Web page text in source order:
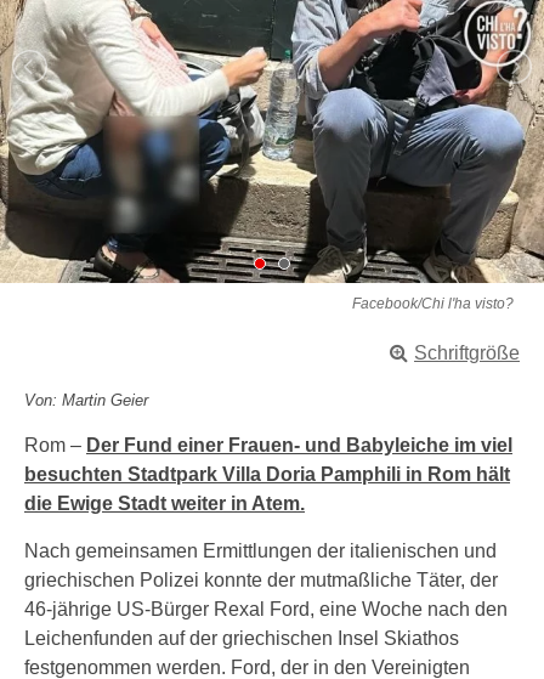
Facebook/Chi l'ha visto?
Schriftgröße
Von: Martin Geier
Rom – Der Fund einer Frauen- und Babyleiche im viel
besuchten Stadtpark Villa Doria Pamphili in Rom hält
die Ewige Stadt weiter in Atem.
Nach gemeinsamen Ermittlungen der italienischen und
griechischen Polizei konnte der mutmaßliche Täter, der
46-jährige US-Bürger Rexal Ford, eine Woche nach den
Leichenfunden auf der griechischen Insel Skiathos
festgenommen werden. Ford, der in den Vereinigten